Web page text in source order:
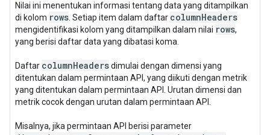
Nilai ini menentukan informasi tentang data yang ditampilkan
di kolom rows . Setiap item dalam daftar columnHeaders
mengidentifikasi kolom yang ditampilkan dalam nilai rows,
yang berisi daftar data yang dibatasi koma.
Daftar columnHeadersdimulai dengan dimensi yang
ditentukan dalam permintaan API, yang diikuti dengan metrik
yang ditentukan dalam permintaan API. Urutan dimensi dan
metrik cocok dengan urutan dalam permintaan API.
Misalnya, jika permintaan API berisi parameter